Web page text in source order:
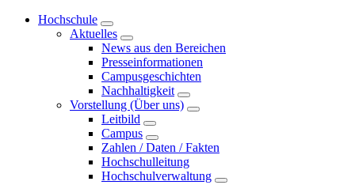
Hochschule
Aktuelles
News aus den Bereichen
Presseinformationen
Campusgeschichten
Nachhaltigkeit
Vorstellung (Über uns)
Leitbild
Campus
Zahlen / Daten / Fakten
Hochschulleitung
Hochschulverwaltung